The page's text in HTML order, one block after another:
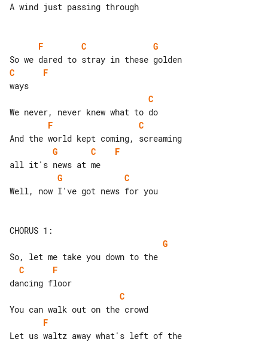
A wind just passing through
F C
G
C
F
C
F
C
G
C
F
G
C
Well, now I've got news for you
G
C
F
C
F